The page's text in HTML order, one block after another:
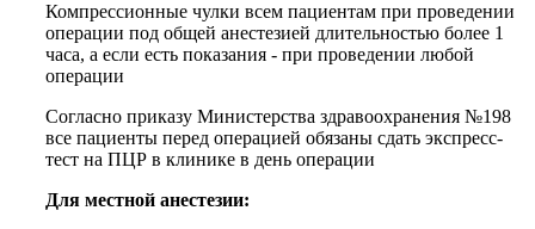
Компрессионные чулки всем пациентам при проведении
операции под общей анестезией длительностью более 1
часа, а если есть показания - при проведении любой
операции
Согласно приказу Министерства здравоохранения №198
все пациенты перед операцией обязаны сдать экспресс-
тест на ПЦР в клинике в день операции
Для местной анестезии: